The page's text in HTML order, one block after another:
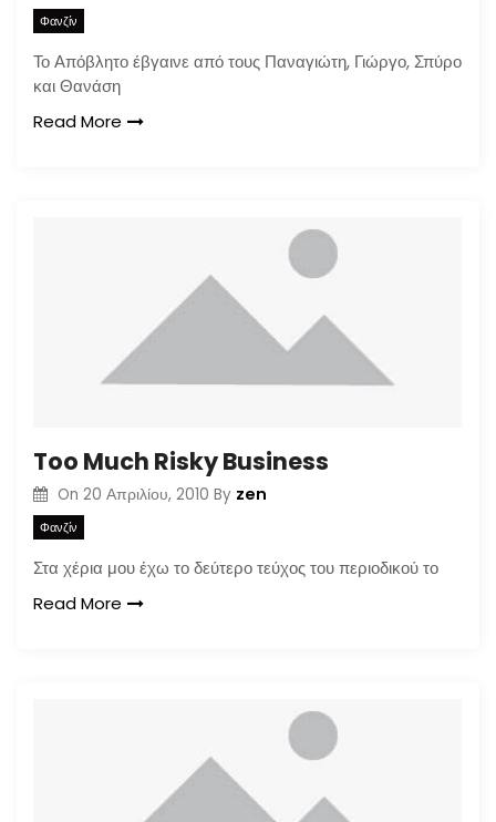
Φανζίν
Το Απόβλητο έβγαινε από τους Παναγιώτη, Γιώργο, Σπύρο
και Θανάση
Read More
Too Much Risky Business
On 20 Απριλίου, 2010 By zen
Φανζίν
Στα χέρια μου έχω το δεύτερο τεύχος του περιοδικού το
Read More